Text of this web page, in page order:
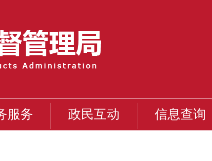
服务 政民互动 信息查询